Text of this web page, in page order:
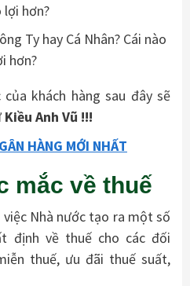
Ty hay Cá Nhân? Cái nào
hơn?
khách hàng sau đây sẽ
Kiều Anh Vũ !!!
HÀNG MỚI NHẤT
mắc về thuế
Nhà nước tạo ra một số
định về thuế cho các đối
thuế, ưu đãi thuế suất,